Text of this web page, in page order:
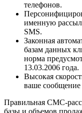
телефонов.
именную
SMS.
Законная
базам данных
норма
13.03.2006 года.
Высокая
ваше сообщение
Правильная СМС-
базы и объемов